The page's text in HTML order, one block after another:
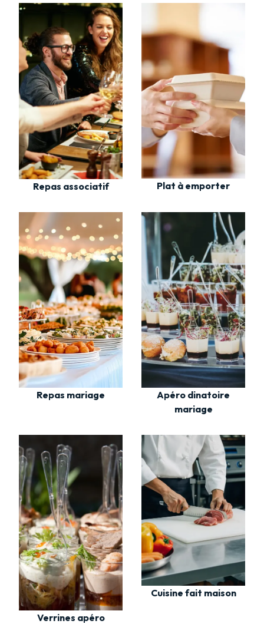
Repas associatif Plat à emporter
Repas mariage
Apéro dinatoire
mariage
Verrines apéro
Cuisine fait maison